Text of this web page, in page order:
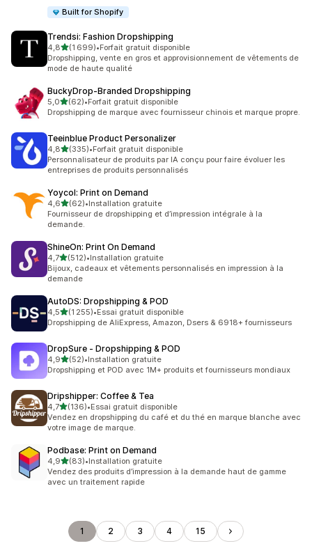
Built for Shopify
Trendsi: Fashion Dropshipping
4,8étoile(s) sur 5
(1 699)
1699 avis au total
•Forfait gratuit disponible
Dropshipping, vente en gros et approvisionnement de vêtements de
mode de haute qualité
BuckyDrop‑Branded Dropshipping
5,0étoile(s) sur 5
(62)
62 avis au total
•Forfait gratuit disponible
Dropshipping de marque avec fournisseur chinois et marque propre.
Teeinblue Product Personalizer
4,8étoile(s) sur 5
(335)
335 avis au total
•Forfait gratuit disponible
Personnalisateur de produits par IA conçu pour faire évoluer les
entreprises de produits personnalisés
Yoycol: Print on Demand
4,6étoile(s) sur 5
(62)
62 avis au total
•Installation gratuite
Fournisseur de dropshipping et d’impression intégrale à la
demande.
ShineOn: Print On Demand
4,7étoile(s) sur 5
(512)
512 avis au total
•Installation gratuite
Bijoux, cadeaux et vêtements personnalisés en impression à la
demande
AutoDS: Dropshipping & POD
4,5étoile(s) sur 5
(1 255)
1255 avis au total
•Essai gratuit disponible
Dropshipping de AliExpress, Amazon, Dsers & 6918+ fournisseurs
DropSure ‑ Dropshipping & POD
4,9étoile(s) sur 5
(52)
52 avis au total
•Installation gratuite
Dropshipping et POD avec 1M+ produits et fournisseurs mondiaux
Dripshipper: Coffee & Tea
4,7étoile(s) sur 5
(136)
136 avis au total
•Essai gratuit disponible
Vendez en dropshipping du café et du thé en marque blanche avec
votre image de marque.
Podbase: Print on Demand
4,9étoile(s) sur 5
(83)
83 avis au total
•Installation gratuite
Vendez des produits d’impression à la demande haut de gamme
avec un traitement rapide
1 2 3 4 15